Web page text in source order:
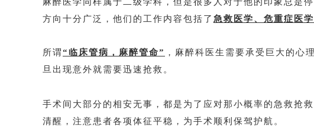
方向十分广泛，他们的工作内容包括了 急救医学、危重症医
所谓“临床管病，麻醉管命” ，麻醉科医生需要承受巨大的心
旦出现意外就需要迅速抢救。
手术间大部分的相安无事，都是为了应对那小概率的急救抢
清醒，注意患者各项体征平稳，为手术顺利保驾护航。